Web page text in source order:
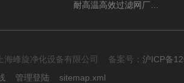
海峰旋净化设备有限公司 备案号： 沪ICP备
管理登陆 sitemap.xml